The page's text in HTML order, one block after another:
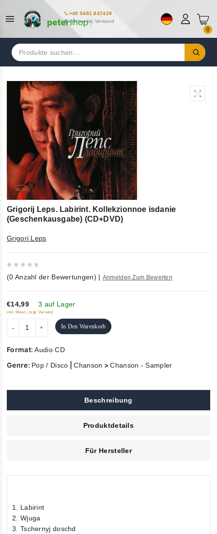
+49 5481 847429
Weltweiter Versand
0
Suchen
nach:
Grigorij Leps. Labirint. Kollekzionnoe isdanie
(Geschenkausgabe) (CD+DVD)
Grigori Leps
out
of
5
(0 Anzahl der Bewertungen) | Anmelden Zum Bewerten
€14,99 3 auf Lager
inkl. Mwst., zzgl. Versand
In Den Warenkorb
Format:Audio CD
Genre: Pop / Disco |Chanson >Chanson - Sampler
Beschreibung
Produktdetails
Für Hersteller
1. Labirint
2. Wjuga
3. Tschernyj doschd